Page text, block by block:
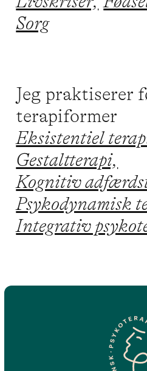
Sorg
Jeg praktiserer
terapiformer
Eksistentiel
Gestaltterapi,
Kognitiv
Psykodynamisk
Integrativ